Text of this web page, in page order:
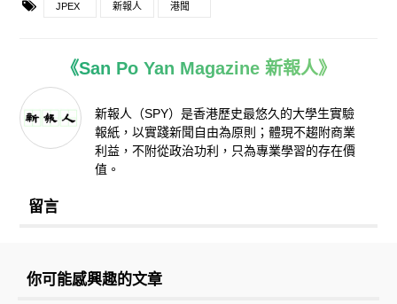
JPEX 新報人 港聞
《San Po Yan Magazine 新報人》
新報人（SPY）是香港歷史最悠久的大學生實驗
報紙，以實踐新聞自由為原則；體現不趨附商業
利益，不附從政治功利，只為專業學習的存在價
值。
留言
你可能感興趣的文章